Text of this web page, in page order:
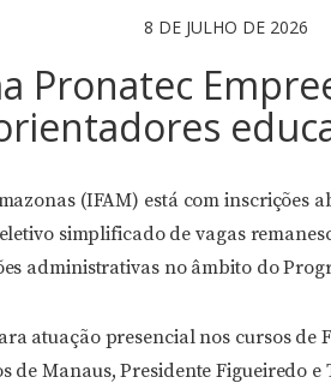
8 DE JULHO DE 2026
Pronatec
(IFAM) está com inscrições
simplificado de vagas
administrativas no âmbito do
atuação presencial nos cursos de
de Manaus, Presidente Figueiredo